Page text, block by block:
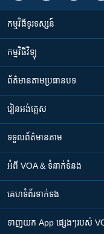
កម្មវិធី​ទូរទស្សន៍
កម្មវិធី​វិទ្យុ
ព័ត៌មាន​តាមប្រធានបទ​
រៀន​​អង់គ្លេស
ទទួល​ព័ត៌មាន​តាម
អំពី​ VOA & ទំនាក់ទំនង
គេហទំព័រ​​ទាក់ទង
ទាញយក​ App ផ្សេងៗ​របស់​